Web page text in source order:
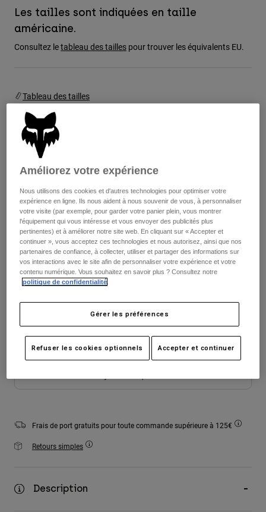
Explorer VTT
Product Help
Guide équipements VTT
Guide d'entretien d'un casque
Explorer Moto
Product Help
Guide d'entretien d'un casque
Guide d'entretien des bottes
T-shirts
Sweats et Pulls
Voir tout
Accessoires
Chapeaux et Casquettes
Sacs et sacs à dos
Chaussettes
Autres accessoires
Voir tout
Chaussettes
Voir tout
Vêtements Casual
Tops
Sweats et Pulls
Vestes
Pantalons
Shorts
Short-de-Bain
Voir tout
Accessoires
Tous les accessoires
Chapeaux et Casquettes
Voir tout
Les tailles sont indiquées en taille
américaine.
Consultez letableau des tailles pour trouver les équivalents EU.
Tableau des tailles
5
10 10.5 11 11.5
14
Couleur -Noir/Gris/Blanc
Frais de port gratuits pour toute commande supérieure à 125€
Retours simples
Description
Améliorez votre expérience
Nous utilisons des cookies et d'autres technologies pour optimiser votre
expérience en ligne. Ils nous aident à nous souvenir de vous, à personnaliser
votre visite (par exemple, pour garder votre panier plein, vous montrer
l'équipement qui vous intéresse et vous envoyer des publicités plus
pertinentes) et à améliorer notre site web. En cliquant sur « Accepter et
continuer », vous acceptez ces technologies et nous autorisez, ainsi que nos
partenaires de confiance, à collecter, utiliser et partager des informations sur
vos interactions avec le site afin de personnaliser votre expérience et votre
contenu numérique. Vous souhaitez en savoir plus ? Consultez notre
politique de confidentialité
Gérer les préférences
Refuser les cookies optionnels Accepter et continuer